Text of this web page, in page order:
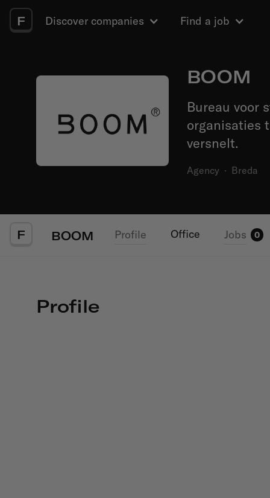
F Discover companies Find a job
BOOM
Bureau voor
organisaties
versnelt.
Agency · Breda
F BOOM Profile Office Jobs 0
Profile